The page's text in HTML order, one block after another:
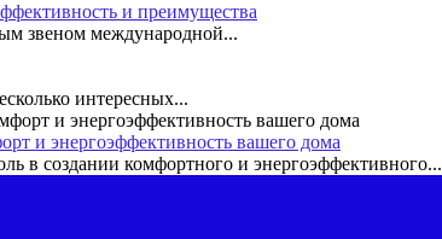
и преимущества
звеном международной...
интересных...
и энергоэффективность вашего дома
в создании комфортного и энергоэффективного...